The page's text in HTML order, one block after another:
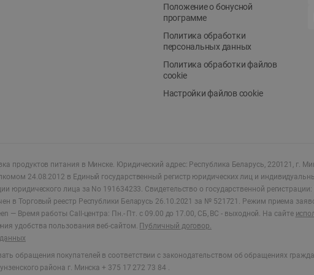
Положение о бонусной
программе
Политика обработки
персональных данных
Политика обработки файлов
cookie
Настройки файлов cookie
продуктов питания в Минске. Юридический адрес: Республика Беларусь, 220121, г.
24.08.2012 в Единый государственный регистр юридических лиц и
юридического лица за No 191634233. Свидетельство о государственной
в Торговый реестр Республики Беларусь 26.10.2021 за № 521721. Режим приема
— Время работы Call-центра: Пн.- Пт. с 09.00 до 17.00, СБ, ВС - выходной. На сайте
удобства пользования веб-сайтом. Публичный договор.
обращения покупателей в соответствии с законодательством об обращениях
района г. Минска + 375 17 272 73 84 .